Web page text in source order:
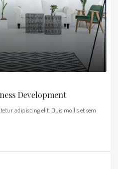
Development
adipiscing elit. Duis mollis et sem